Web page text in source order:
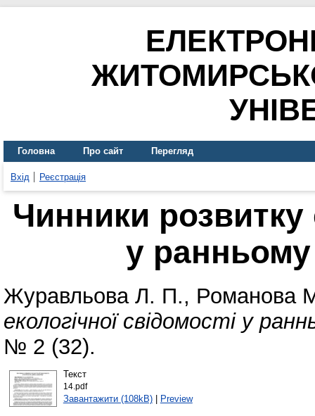
Головна Про сайт Перегляд
Вхід Реєстрація
Чинники розвитку
у ранньому
Журавльова Л. П., Романова
екологічної свідомості у
№ 2 (32).
Текст
14.pdf
Завантажити (108kB)| Preview